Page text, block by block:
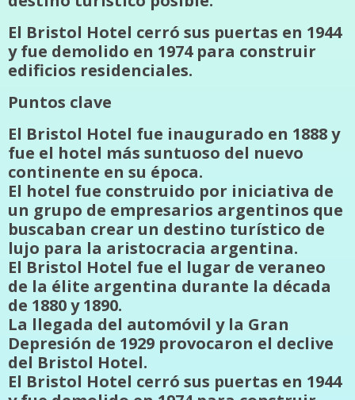
El Bristol Hotel cerró sus puertas en 1944
y fue demolido en 1974 para construir
edificios residenciales.
Puntos clave
El Bristol Hotel fue inaugurado en 1888 y
fue el hotel más suntuoso del nuevo
continente en su época.
El hotel fue construido por iniciativa de
un grupo de empresarios argentinos que
buscaban crear un destino turístico de
lujo para la aristocracia argentina.
El Bristol Hotel fue el lugar de veraneo
de la élite argentina durante la década
de 1880 y 1890.
La llegada del automóvil y la Gran
Depresión de 1929 provocaron el declive
del Bristol Hotel.
El Bristol Hotel cerró sus puertas en 1944